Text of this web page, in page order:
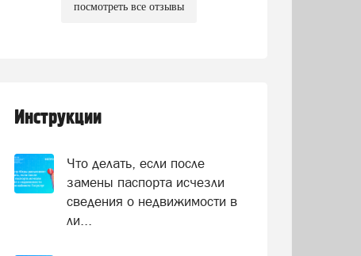
посмотреть все отзывы
Инструкции
Что делать, если после
замены паспорта исчезли
сведения о недвижимости в
ли...